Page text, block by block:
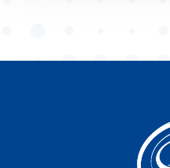
Vous êtes sur